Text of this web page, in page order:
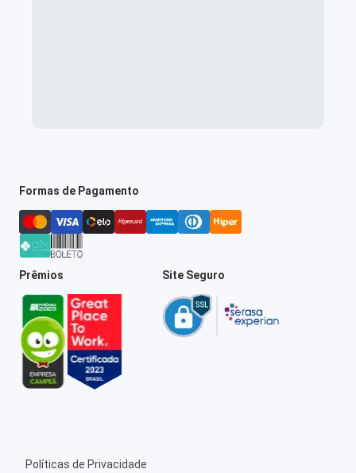
Formas de Pagamento
Prêmios Site Seguro
Políticas de Privacidade